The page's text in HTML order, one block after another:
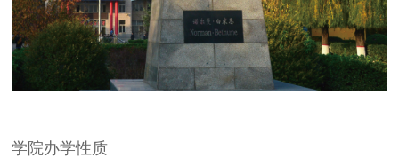
学院办学性质